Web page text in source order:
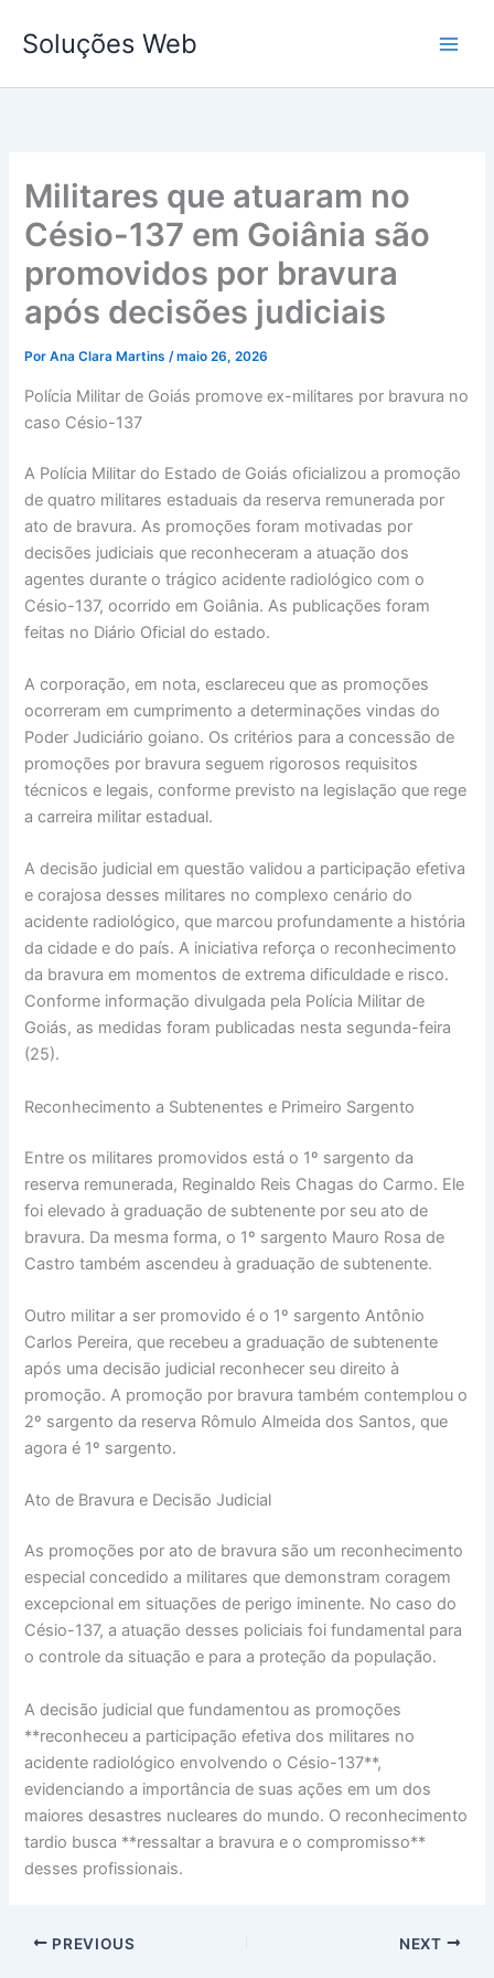
para
conteúdo
Soluções Web
Militares que atuaram no
Césio-137 em Goiânia são
promovidos por bravura
após decisões judiciais
PorAna Clara Martins/maio 26, 2026
Polícia Militar de Goiás promove ex-militares por bravura no
caso Césio-137
A Polícia Militar do Estado de Goiás oficializou a promoção
de quatro militares estaduais da reserva remunerada por
ato de bravura. As promoções foram motivadas por
decisões judiciais que reconheceram a atuação dos
agentes durante o trágico acidente radiológico com o
Césio-137, ocorrido em Goiânia. As publicações foram
feitas no Diário Oficial do estado.
A corporação, em nota, esclareceu que as promoções
ocorreram em cumprimento a determinações vindas do
Poder Judiciário goiano. Os critérios para a concessão de
promoções por bravura seguem rigorosos requisitos
técnicos e legais, conforme previsto na legislação que rege
a carreira militar estadual.
A decisão judicial em questão validou a participação efetiva
e corajosa desses militares no complexo cenário do
acidente radiológico, que marcou profundamente a história
da cidade e do país. A iniciativa reforça o reconhecimento
da bravura em momentos de extrema dificuldade e risco.
Conforme informação divulgada pela Polícia Militar de
Goiás, as medidas foram publicadas nesta segunda-feira
(25).
Reconhecimento a Subtenentes e Primeiro Sargento
Entre os militares promovidos está o 1º sargento da
reserva remunerada, Reginaldo Reis Chagas do Carmo. Ele
foi elevado à graduação de subtenente por seu ato de
bravura. Da mesma forma, o 1º sargento Mauro Rosa de
Castro também ascendeu à graduação de subtenente.
Outro militar a ser promovido é o 1º sargento Antônio
Carlos Pereira, que recebeu a graduação de subtenente
após uma decisão judicial reconhecer seu direito à
promoção. A promoção por bravura também contemplou o
2º sargento da reserva Rômulo Almeida dos Santos, que
agora é 1º sargento.
Ato de Bravura e Decisão Judicial
As promoções por ato de bravura são um reconhecimento
especial concedido a militares que demonstram coragem
excepcional em situações de perigo iminente. No caso do
Césio-137, a atuação desses policiais foi fundamental para
o controle da situação e para a proteção da população.
A decisão judicial que fundamentou as promoções
**reconheceu a participação efetiva dos militares no
acidente radiológico envolvendo o Césio-137**,
evidenciando a importância de suas ações em um dos
maiores desastres nucleares do mundo. O reconhecimento
tardio busca **ressaltar a bravura e o compromisso**
desses profissionais.
PREVIOUS NEXT